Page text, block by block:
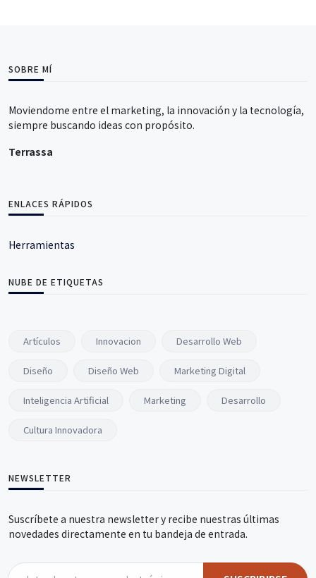
SOBRE MÍ
Moviendome entre el marketing, la innovación y la tecnología,
siempre buscando ideas con propósito.
Terrassa
ENLACES RÁPIDOS
Herramientas
NUBE DE ETIQUETAS
Artículos Innovacion Desarrollo Web
Diseño Diseño Web Marketing Digital
Inteligencia Artificial Marketing Desarrollo
Cultura Innovadora
NEWSLETTER
Suscríbete a nuestra newsletter y recibe nuestras últimas
novedades directamente en tu bandeja de entrada.